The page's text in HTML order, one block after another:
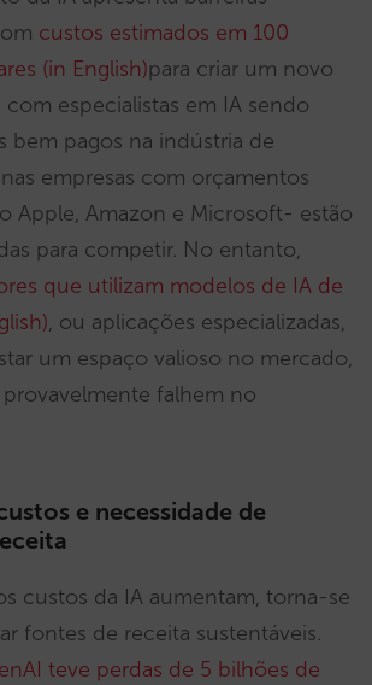
custos estimados em 100
(in English)para criar um novo
especialistas em IA sendo
bem pagos na indústria de
empresas com orçamentos
Apple, Amazon e Microsoft- estão
para competir. No entanto,
que utilizam modelos de IA de
, ou aplicações especializadas,
um espaço valioso no mercado,
falhem no
e necessidade de
custos da IA aumentam, torna-se
fontes de receita sustentáveis.
teve perdas de 5 bilhões de